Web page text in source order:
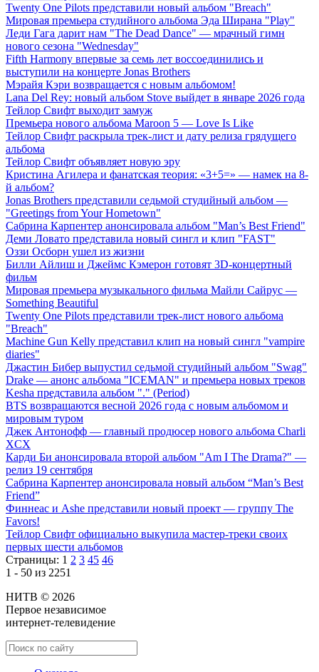
Twenty One Pilots представили новый альбом "Breach"
Мировая премьера студийного альбома Эда Ширана "Play"
Леди Гага дарит нам "The Dead Dance" — мрачный гимн
нового сезона "Wednesday"
Fifth Harmony впервые за семь лет воссоединились и
выступили на концерте Jonas Brothers
Мэрайя Кэри возвращается с новым альбомом!
Lana Del Rey: новый альбом Stove выйдет в январе 2026 года
Тейлор Свифт выходит замуж
Премьера нового альбома Maroon 5 — Love Is Like
Тейлор Свифт раскрыла трек-лист и дату релиза грядущего
альбома
Тейлор Свифт объявляет новую эру
Кристина Агилера и фанатская теория: «3+5=» — намек на 8-
й альбом?
Jonas Brothers представили седьмой студийный альбом —
"Greetings from Your Hometown"
Сабрина Карпентер анонсировала альбом "Man’s Best Friend"
Деми Ловато представила новый сингл и клип "FAST"
Оззи Осборн ушел из жизни
Билли Айлиш и Джеймс Кэмерон готовят 3D-концертный
фильм
Мировая премьера музыкального фильма Майли Сайрус —
Something Beautiful
Twenty One Pilots представили трек-лист нового альбома
"Breach"
Machine Gun Kelly представил клип на новый сингл "vampire
diaries"
Джастин Бибер выпустил седьмой студийный альбом "Swag"
Drake — анонс альбома "ICEMAN" и премьера новых треков
Kesha представила альбом "." (Period)
BTS возвращаются весной 2026 года с новым альбомом и
мировым туром
Джек Антонофф — главный продюсер нового альбома Charli
XCX
Карди Би анонсировала второй альбом "Am I The Drama?" —
релиз 19 сентября
Сабрина Карпентер анонсировала новый альбом “Man’s Best
Friend”
Финнеас и Ashe представили новый проект — группу The
Favors!
Тейлор Свифт официально выкупила мастер-треки своих
первых шести альбомов
Страницы: 1 2 3 45 46
1 - 50 из 2251
НИТВ © 2026
Первое независимое
интернет-телевидение